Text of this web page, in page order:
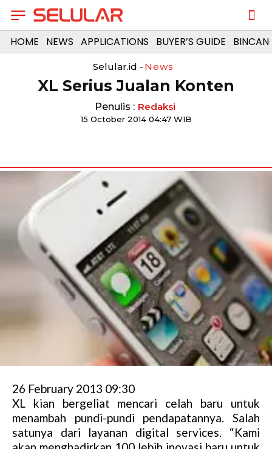
HOME NEWS APPLICATIONS BUYER’S GUIDE
Selular.id - News
XL Serius Jualan Konten
Penulis : Redaksi
15 October 2014 04:47 WIB
26 February 2013 09:30
XL kian bergeliat mencari celah baru untuk
menambah pundi-pundi pendapatannya. Salah
satunya dari layanan digital services. “Kami